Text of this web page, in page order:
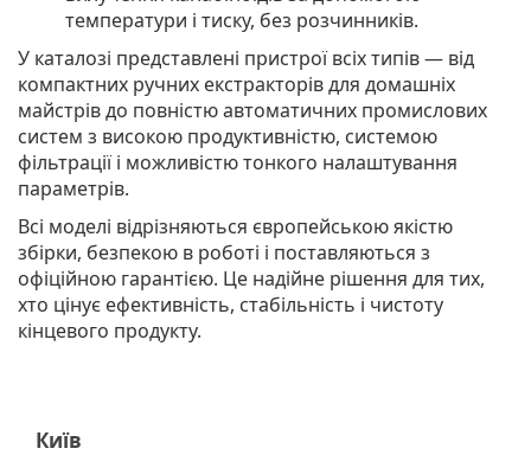
температури і тиску, без розчинників.
У каталозі представлені пристрої всіх типів — від
компактних ручних екстракторів для домашніх
майстрів до повністю автоматичних промислових
систем з високою продуктивністю, системою
фільтрації і можливістю тонкого налаштування
параметрів.
Всі моделі відрізняються європейською якістю
збірки, безпекою в роботі і поставляються з
офіційною гарантією. Це надійне рішення для тих,
хто цінує ефективність, стабільність і чистоту
кінцевого продукту.
Київ